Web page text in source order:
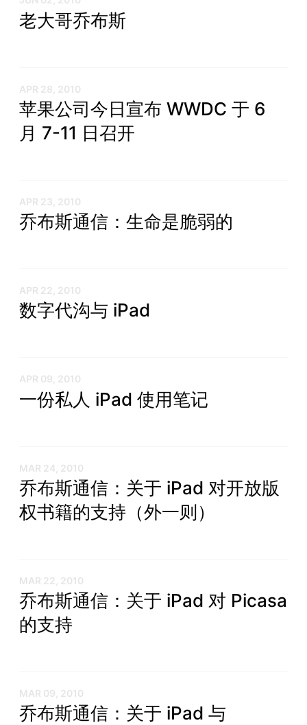
老大哥乔布斯
APR 28, 2010
苹果公司今日宣布 WWDC 于 6
月 7-11 日召开
APR 23, 2010
乔布斯通信：生命是脆弱的
APR 22, 2010
数字代沟与 iPad
APR 09, 2010
一份私人 iPad 使用笔记
MAR 24, 2010
乔布斯通信：关于 iPad 对开放版
权书籍的支持（外一则）
MAR 22, 2010
乔布斯通信：关于 iPad 对 Picasa
的支持
MAR 09, 2010
乔布斯通信：关于 iPad 与